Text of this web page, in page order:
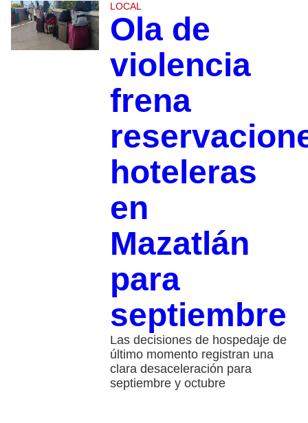
LOCAL
Ola de
violencia
frena
hoteleras
en
Mazatlán
para
septiembre
​Las decisiones de hospedaje de
último momento registran una
clara desaceleración para
septiembre y octubre